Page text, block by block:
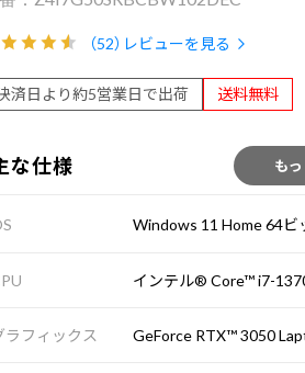
（52）レビューを見る
済日より約5営業日で出荷 送料無料
な仕様 も
Windows 11 Home 64ビ
インテル® Core™ i7-
ラフィックス GeForce RTX™ 3050